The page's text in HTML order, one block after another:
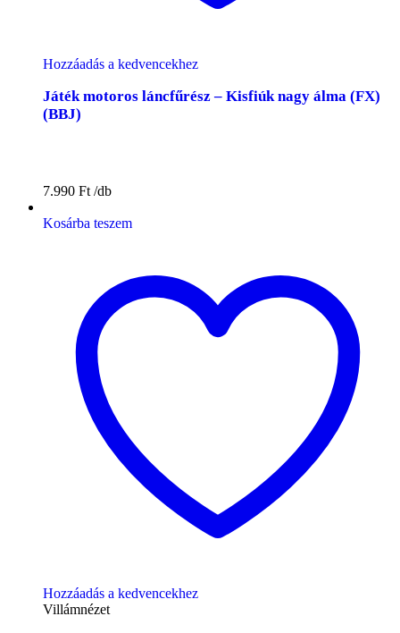
Hozzáadás a kedvencekhez
Játék motoros láncfűrész – Kisfiúk nagy álma (FX)
(BBJ)
7.990 Ft
Kosárba teszem
Hozzáadás a kedvencekhez
Villámnézet